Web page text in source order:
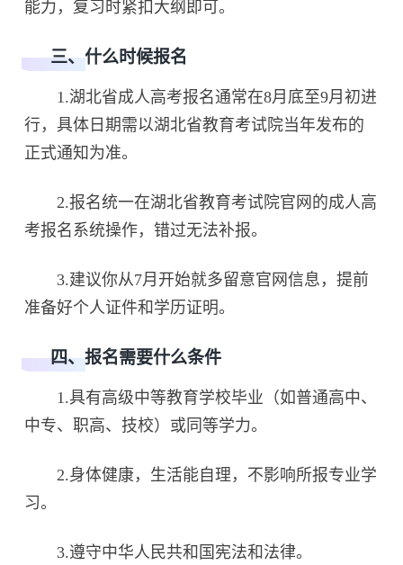
能力，复习时紧扣大纲即可。
三、什么时候报名
1.湖北省成人高考报名通常在8月底至9月初进
行，具体日期需以湖北省教育考试院当年发布的
正式通知为准。
2.报名统一在湖北省教育考试院官网的成人高
考报名系统操作，错过无法补报。
3.建议你从7月开始就多留意官网信息，提前
准备好个人证件和学历证明。
四、报名需要什么条件
1.具有高级中等教育学校毕业（如普通高中、
中专、职高、技校）或同等学力。
2.身体健康，生活能自理，不影响所报专业学
习。
3.遵守中华人民共和国宪法和法律。